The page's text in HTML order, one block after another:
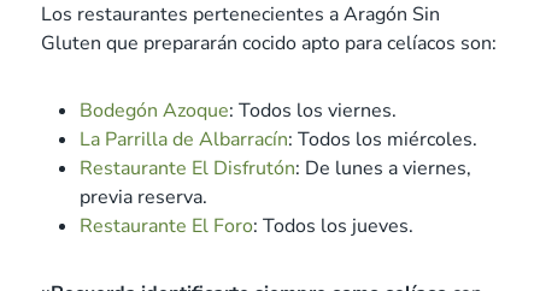
Los restaurantes pertenecientes a Aragón Sin
Gluten que prepararán cocido apto para celíacos son:
Bodegón Azoque: Todos los viernes.
La Parrilla de Albarracín: Todos los miércoles.
Restaurante El Disfrutón: De lunes a viernes,
previa reserva.
Restaurante El Foro: Todos los jueves.